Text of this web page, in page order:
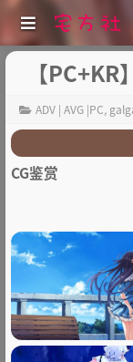
【
ADV | AVG |PC,
1.故事简介：
CG鉴赏